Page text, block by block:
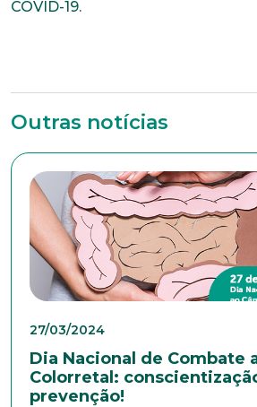
COVID-19.
Outras notícias
27/03/2024
Dia Nacional de Combate
Colorretal:
prevenção!
Bairro
Cidade
Naturalidade